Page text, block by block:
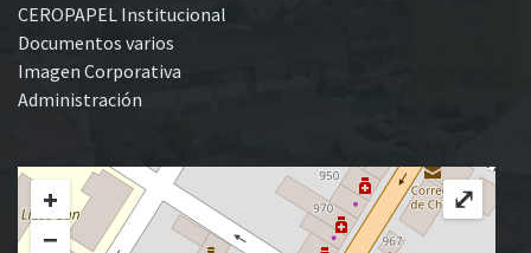
CEROPAPEL Institucional
Documentos varios
Imagen Corporativa
Administración
+
−
⤢